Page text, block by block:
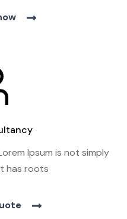
Ipsum is not simply
has roots